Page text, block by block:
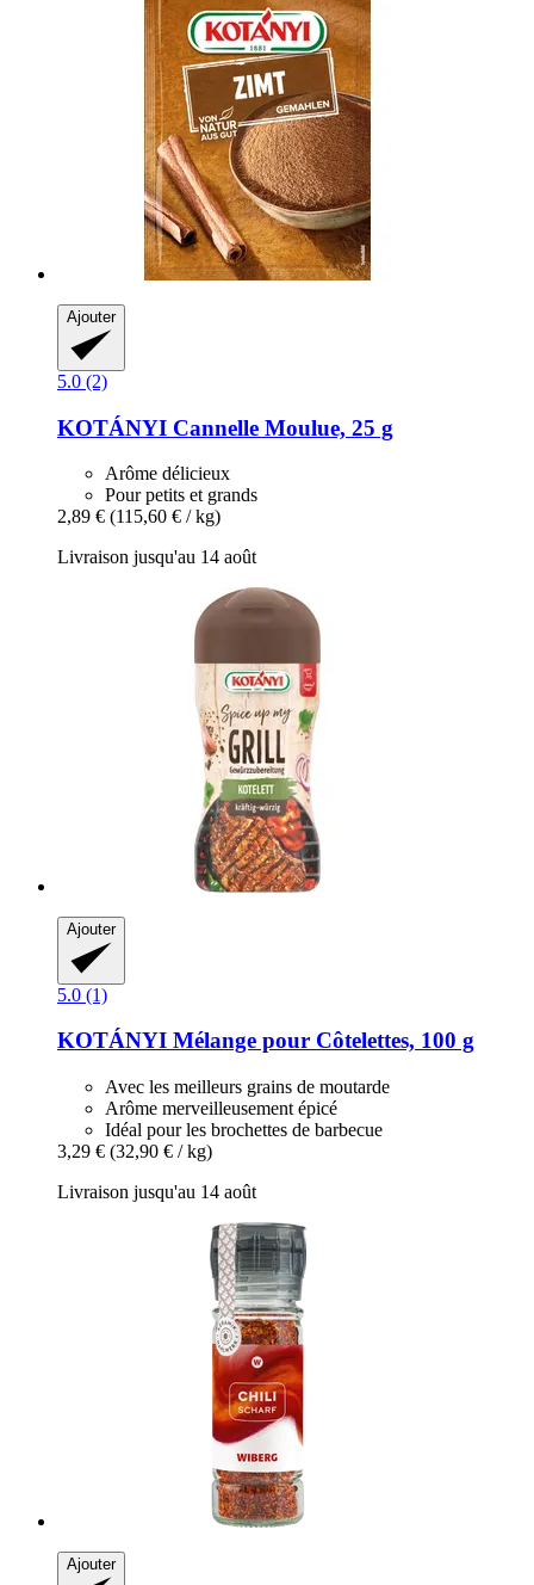
Ajouter
5.0 (2)
KOTÁNYI Cannelle Moulue, 25 g
Arôme délicieux
Pour petits et grands
2,89 € (115,60 € / kg)
Livraison jusqu'au 14 août
Ajouter
5.0 (1)
KOTÁNYI Mélange pour Côtelettes, 100 g
Avec les meilleurs grains de moutarde
Arôme merveilleusement épicé
Idéal pour les brochettes de barbecue
3,29 € (32,90 € / kg)
Livraison jusqu'au 14 août
Ajouter